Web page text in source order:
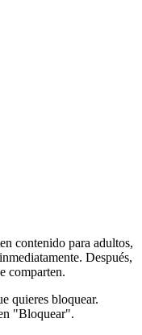
contenido para adultos,
Después,
comparten.
quieres bloquear.
"Bloquear".